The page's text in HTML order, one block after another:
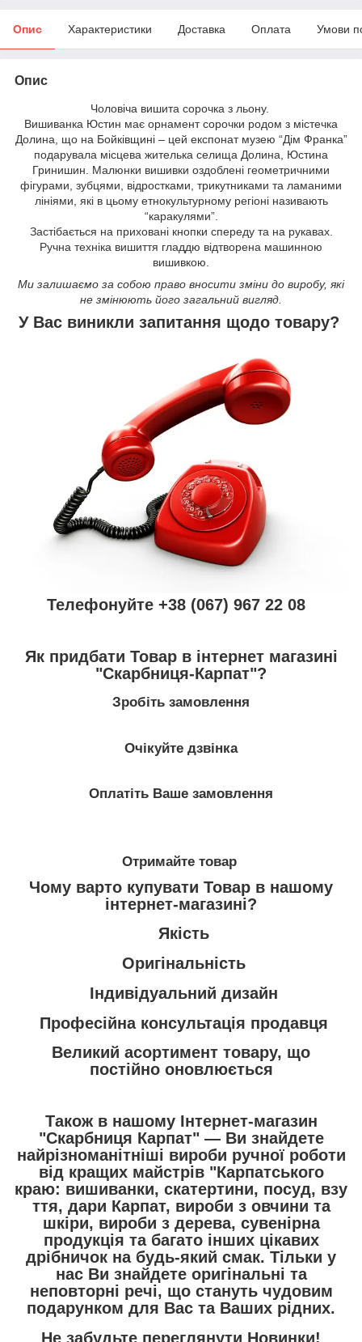
Опис Характеристики Доставка Оплата Умови
Опис
Чоловіча вишита сорочка з льону.
Вишиванка Юстин має орнамент сорочки родом з містечка
Долина, що на Бойківщині – цей експонат музею “Дім Франка”
подарувала місцева жителька селища Долина, Юстина
Гринишин. Малюнки вишивки оздоблені геометричними
фігурами, зубцями, відростками, трикутниками та ламаними
лініями, які в цьому етнокультурному регіоні називають
“каракулями”.
Застібається на приховані кнопки спереду та на рукавах.
Ручна техніка вишиття гладдю відтворена машинною
вишивкою.
Ми залишаємо за собою право вносити зміни до виробу, які
не змінюють його загальний вигляд.
У Вас виникли запитання щодо товару?
Телефонуйте +38 (067) 967 22 08
Як придбати Товар в інтернет магазині
"Скарбниця-Карпат"?
Зробіть замовлення
Очікуйте дзвінка
Оплатіть Ваше замовлення
Отримайте товар
Чому варто купувати Товар в нашому
інтернет-магазині?
Якість
Оригінальність
Індивідуальний дизайн
Професійна консультація продавця
Великий асортимент товару, що
постійно оновлюється
Також в нашому Інтернет-магазин
"Скарбниця Карпат"― Ви знайдете
найрізноманітніші вироби ручної роботи
від кращих майстрів "Карпатського
краю: вишиванки, скатертини, посуд, взу
ття, дари Карпат, вироби з овчини та
шкіри, вироби з дерева, сувенірна
продукція та багато інших цікавих
дрібничок на будь-який смак. Тільки у
нас Ви знайдете оригінальні та
неповторні речі, що стануть чудовим
подарунком для Вас та Ваших рідних.
Не забудьте переглянути Новинки!